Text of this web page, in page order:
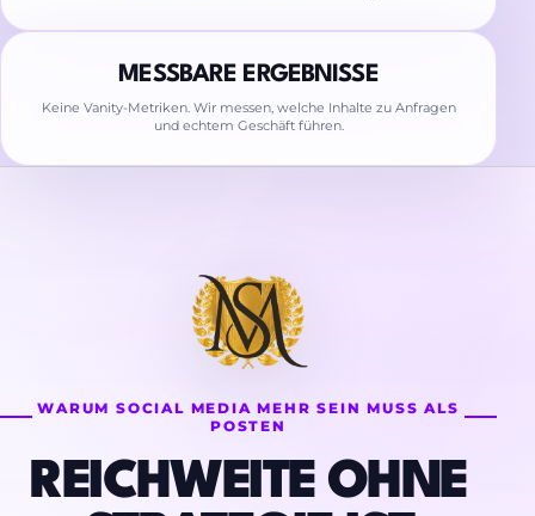
MESSBARE ERGEBNISSE
Keine Vanity-Metriken. Wir messen, welche Inhalte zu Anfragen
und echtem Geschäft führen.
WARUM SOCIAL MEDIA MEHR SEIN MUSS ALS
POSTEN
REICHWEITE OHNE